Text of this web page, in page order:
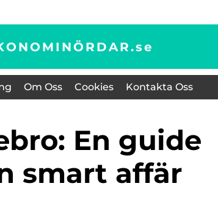
se
Om Oss Cookies Kontakta Oss
smart affär